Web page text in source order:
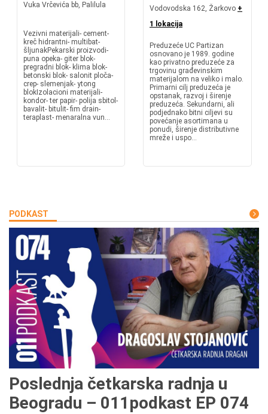
Vuka Vrčevića bb, Palilula
Vezivni materijali- cement-
kreč hidrantni- multibat-
šljunakPekarski proizvodi-
puna opeka- giter blok-
pregradni blok- klima blok-
betonski blok- salonit ploča-
crep- slemenjak- ytong
blokIzolacioni materijali-
kondor- ter papir- polija sbitol-
bavalit- bitulit- fim drain-
teraplast- menaralna vun...
Vodovodska 162, Žarkovo +
1 lokacija
Preduzeće UC Partizan
osnovano je 1989. godine
kao privatno preduzeće za
trgovinu građevinskim
materijalom na veliko i malo.
Primarni cilj preduzeća je
opstanak, razvoj i širenje
preduzeća. Sekundarni, ali
podjednako bitni ciljevi su
povećanje asortimana u
ponudi, širenje distributivne
mreže i uspo...
PODKAST
Poslednja četkarska radnja u
Beogradu – 011podkast EP 074